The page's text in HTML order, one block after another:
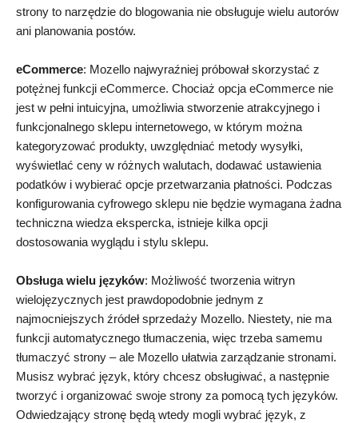
strony to narzędzie do blogowania nie obsługuje wielu autorów
ani planowania postów.
eCommerce: Mozello najwyraźniej próbował skorzystać z
potężnej funkcji eCommerce. Chociaż opcja eCommerce nie
jest w pełni intuicyjna, umożliwia stworzenie atrakcyjnego i
funkcjonalnego sklepu internetowego, w którym można
kategoryzować produkty, uwzględniać metody wysyłki,
wyświetlać ceny w różnych walutach, dodawać ustawienia
podatków i wybierać opcje przetwarzania płatności. Podczas
konfigurowania cyfrowego sklepu nie będzie wymagana żadna
techniczna wiedza ekspercka, istnieje kilka opcji
dostosowania wyglądu i stylu sklepu.
Obsługa wielu języków: Możliwość tworzenia witryn
wielojęzycznych jest prawdopodobnie jednym z
najmocniejszych źródeł sprzedaży Mozello. Niestety, nie ma
funkcji automatycznego tłumaczenia, więc trzeba samemu
tłumaczyć strony – ale Mozello ułatwia zarządzanie stronami.
Musisz wybrać język, który chcesz obsługiwać, a następnie
tworzyć i organizować swoje strony za pomocą tych języków.
Odwiedzający stronę będą wtedy mogli wybrać język, z